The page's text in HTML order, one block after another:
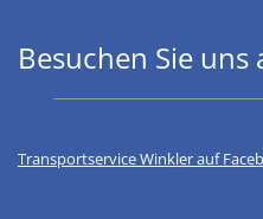
Besuchen Sie uns
Transportservice Winkler auf